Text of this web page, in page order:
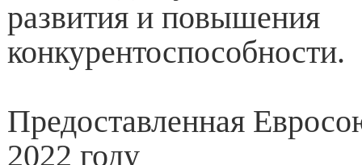
развития и повышения
конкурентоспособности.
Предоставленная
2022 году